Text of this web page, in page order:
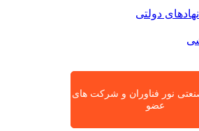
دولتی
نور فناوران و شرکت های
عضو